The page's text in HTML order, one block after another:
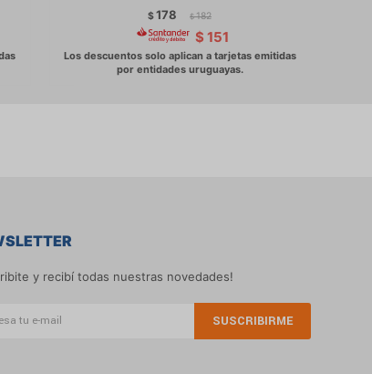
$178 $ 182
$ 151
y recibí todas nuestras novedades!
SUSCRIBIRME